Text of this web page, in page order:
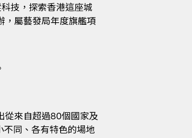
技，探索香港這座城
，屬藝發局年度旗艦項
從來自超過80個國家及
不同、各有特色的場地